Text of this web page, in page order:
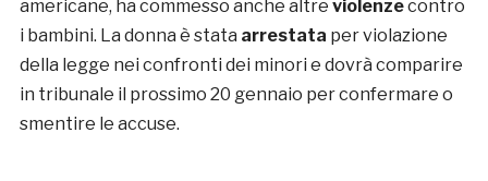
americane, ha commesso anche altre violenzecontro
i bambini. La donna è stata arrestata per violazione
della legge nei confronti dei minori e dovrà comparire
in tribunale il prossimo 20 gennaio per confermare o
smentire le accuse.